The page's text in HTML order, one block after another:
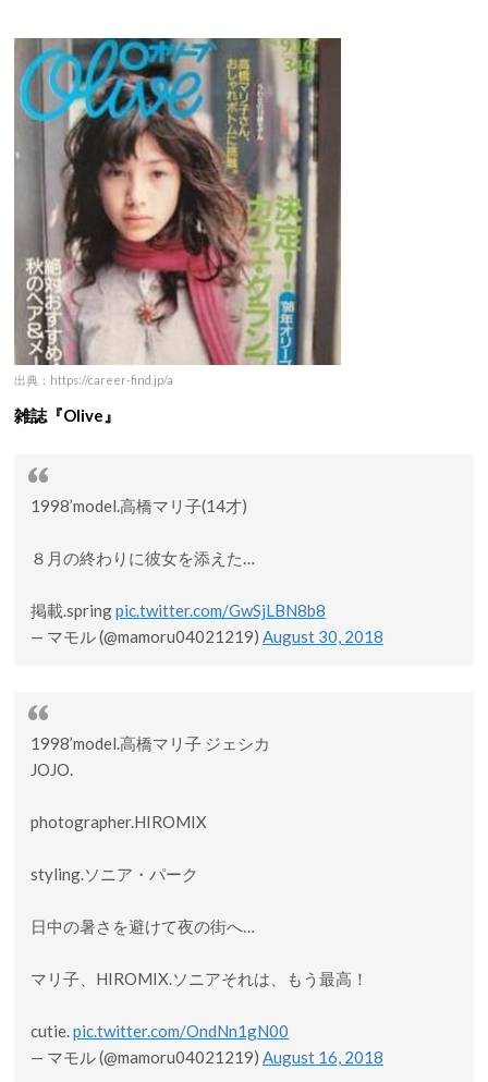
出典：https://career-find.jp/a
雑誌『Olive』
1998’model.高橋マリ子(14才)
８月の終わりに彼女を添えた…
掲載.springpic.twitter.com/GwSjLBN8b8
— マモル (@mamoru04021219) August 30, 2018
1998’model.高橋マリ子 ジェシカ
JOJO.
photographer.HIROMIX
styling.ソニア・パーク
日中の暑さを避けて夜の街へ…
マリ子、HIROMIX.ソニアそれは、もう最高！
cutie.pic.twitter.com/OndNn1gN00
— マモル (@mamoru04021219) August 16, 2018